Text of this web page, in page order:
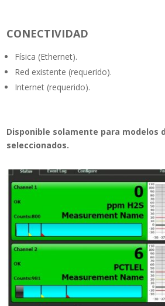
CONECTIVIDAD
Física (Ethernet).
Red existente (requerido).
Internet (requerido).
Disponible solamente para modelos
seleccionados.